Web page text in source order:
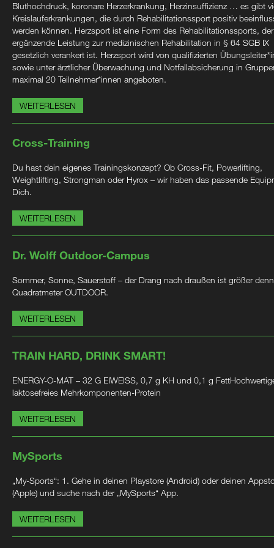
Bluthochdruck, koronare Herzerkrankung, Herzinsuffizienz … es gibt
Kreislauferkrankungen, die durch Rehabilitationssport positiv
werden können. Herzsport ist eine Form des Rehabilitationssports,
ergänzende Leistung zur medizinischen Rehabilitation in § 64 SGB IX
gesetzlich verankert ist. Herzsport wird von qualifizierten
sowie unter ärztlicher Überwachung und Notfallabsicherung in
maximal 20 Teilnehmer*innen angeboten.
WEITERLESEN
Cross-Training
Du hast dein eigenes Trainingskonzept? Ob Cross-Fit, Powerlifting,
Weightlifting, Strongman oder Hyrox – wir haben das passende
Dich.
WEITERLESEN
Dr. Wolff Outdoor-Campus
Sommer, Sonne, Sauerstoff – der Drang nach draußen ist größer
Quadratmeter OUTDOOR.
WEITERLESEN
TRAIN HARD, DRINK SMART!
ENERGY-O-MAT – 32 G EIWEISS, 0,7 g KH und 0,1 g
laktosefreies Mehrkomponenten-Protein
WEITERLESEN
MySports
„My-Sports“: 1. Gehe in deinen Playstore (Android) oder deinen
(Apple) und suche nach der „MySports“ App.
WEITERLESEN